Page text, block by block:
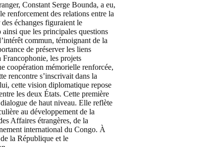
Constant Serge Bounda, a eu,
renforcement des relations entre la
échanges figuraient le
que les principales questions
commun, témoignant de la
de préserver les liens
Francophonie, les projets
coopération mémorielle renforcée,
rencontre s’inscrivait dans la
cette vision diplomatique repose
les deux États. Cette première
de haut niveau. Elle reflète
au développement de la
Affaires étrangères, de la
international du Congo. À
la République et le